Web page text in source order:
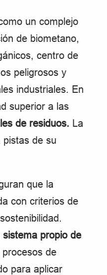
un complejo
de biometano,
centro de
peligrosos y
industriales. En
superior a las
de residuos. La
de su
que la
con criterios de
propio de
procesos de
para aplicar